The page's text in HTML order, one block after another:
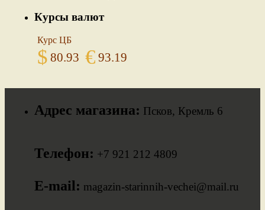
Курсы валют
Курс ЦБ
$ 80.93 € 93.19
Адрес магазина: Псков, Кремль 6
Телефон: +7 921 212 4809
E-mail: magazin-starinnih-vechei@mail.ru